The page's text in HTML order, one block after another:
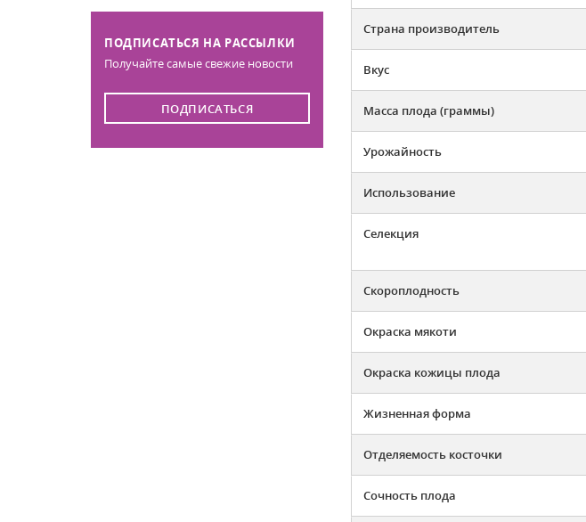
ПОДПИСАТЬСЯ НА РАССЫЛКИ
Получайте самые свежие новости
ПОДПИСАТЬСЯ
Страна производитель
Вкус
Масса плода (граммы)
Урожайность
Использование
Селекция
Скороплодность
Окраска мякоти
Окраска кожицы плода
Жизненная форма
Отделяемость косточки
Сочность плода